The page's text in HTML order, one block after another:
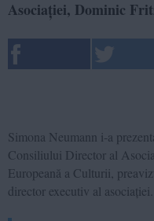
Asociației, Dominic
Simona Neumann i-a
Consiliului Director al
Europeană a Culturii,
director executiv al asociației.